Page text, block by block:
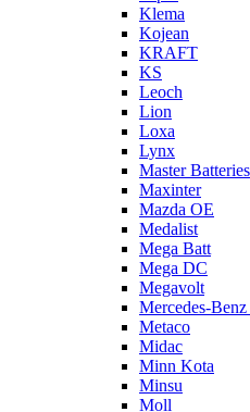
Klema
Kojean
KRAFT
KS
Leoch
Lion
Loxa
Lynx
Master Batteries
Maxinter
Mazda OE
Medalist
Mega Batt
Mega DC
Megavolt
Mercedes-
Metaco
Midac
Minn Kota
Minsu
Moll